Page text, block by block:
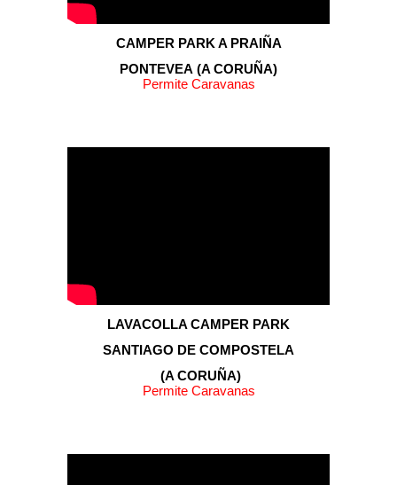
CAMPER PARK A PRAIÑA
PONTEVEA (A CORUÑA)
Permite Caravanas
LAVACOLLA CAMPER PARK
SANTIAGO DE COMPOSTELA
(A CORUÑA)
Permite Caravanas